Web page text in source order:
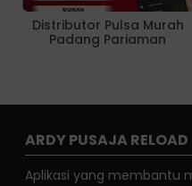
Distributor Pulsa Murah
Padang Pariaman
ARDY PUSAJA RELOAD
Aplikasi yang membantu